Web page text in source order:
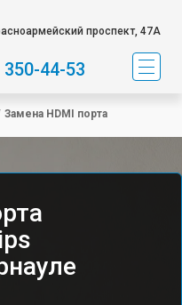
проспект, 47А
44-53
Замена HDMI порта